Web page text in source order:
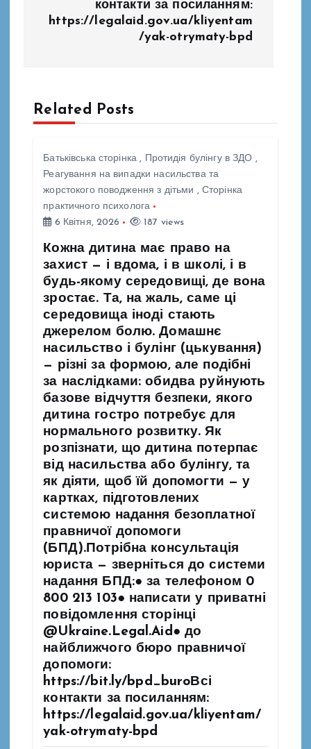
контакти за посиланням:
https://legalaid.gov.ua/kliyentam
/yak-otrymaty-bpd
Related Posts
Батьківська сторінка , Протидія булінгу в ЗДО ,
Реагування на випадки насильства та
жорстокого поводження з дітьми , Сторінка
практичного психолога
6 Квітня, 2026
187 views
Кожна дитина має право на
захист — і вдома, і в школі, і в
будь-якому середовищі, де вона
зростає. Та, на жаль, саме ці
середовища іноді стають
джерелом болю. Домашнє
насильство і булінг (цькування)
— різні за формою, але подібні
за наслідками: обидва руйнують
базове відчуття безпеки, якого
дитина гостро потребує для
нормального розвитку. Як
розпізнати, що дитина потерпає
від насильства або булінгу, та
як діяти, щоб їй допомогти — у
картках, підготовлених
системою надання безоплатної
правничої допомоги
(БПД).Потрібна консультація
юриста — зверніться до системи
надання БПД:● за телефоном 0
800 213 103● написати у приватні
повідомлення сторінці
@Ukraine.Legal.Aid● до
найближчого бюро правничої
допомоги:
https://bit.ly/bpd_buroВсі
контакти за посиланням:
https://legalaid.gov.ua/kliyentam/
yak-otrymaty-bpd